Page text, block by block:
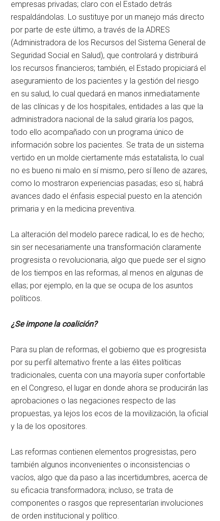
empresas privadas; claro con el Estado detrás
respaldándolas. Lo sustituye por un manejo más directo
por parte de este último, a través de la ADRES
(Administradora de los Recursos del Sistema General de
Seguridad Social en Salud), que controlará y distribuirá
los recursos financieros; también, el Estado propiciará el
aseguramiento de los pacientes y la gestión del riesgo
en su salud, lo cual quedará en manos inmediatamente
de las clínicas y de los hospitales, entidades a las que la
administradora nacional de la salud giraría los pagos,
todo ello acompañado con un programa único de
información sobre los pacientes. Se trata de un sistema
vertido en un molde ciertamente más estatalista, lo cual
no es bueno ni malo en sí mismo, pero sí lleno de azares,
como lo mostraron experiencias pasadas; eso sí, habrá
avances dado el énfasis especial puesto en la atención
primaria y en la medicina preventiva.
La alteración del modelo parece radical, lo es de hecho;
sin ser necesariamente una transformación claramente
progresista o revolucionaria, algo que puede ser el signo
de los tiempos en las reformas, al menos en algunas de
ellas; por ejemplo, en la que se ocupa de los asuntos
políticos.
¿Se impone la coalición?
Para su plan de reformas, el gobierno que es progresista
por su perfil alternativo frente a las élites políticas
tradicionales, cuenta con una mayoría super confortable
en el Congreso, el lugar en donde ahora se producirán las
aprobaciones o las negaciones respecto de las
propuestas, ya lejos los ecos de la movilización, la oficial
y la de los opositores.
Las reformas contienen elementos progresistas, pero
también algunos inconvenientes o inconsistencias o
vacíos, algo que da paso a las incertidumbres, acerca de
su eficacia transformadora; incluso, se trata de
componentes o rasgos que representarían involuciones
de orden institucional y político.